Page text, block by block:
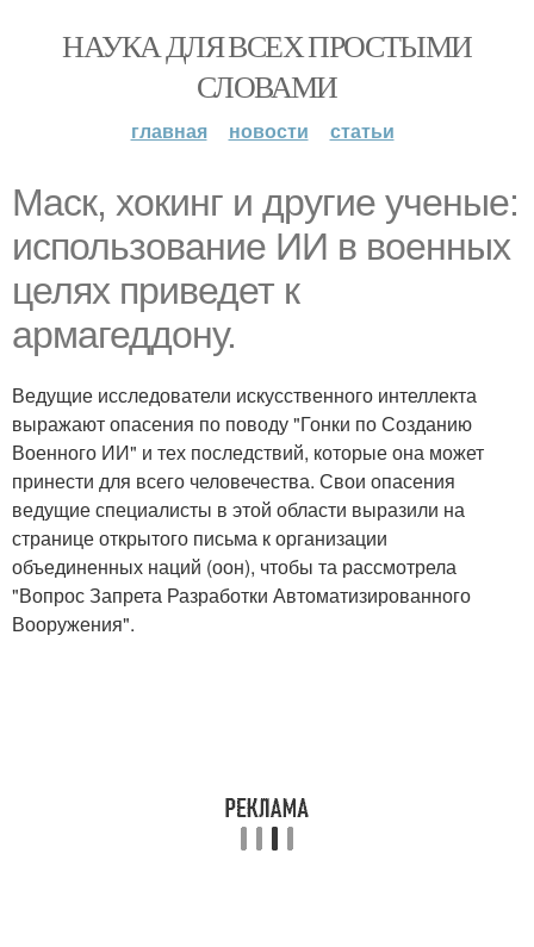
НАУКА ДЛЯ ВСЕХ ПРОСТЫМИ
СЛОВАМИ
главная новости статьи
Маск, хокинг и другие ученые:
использование ИИ в военных
целях приведет к
армагеддону.
Ведущие исследователи искусственного интеллекта
выражают опасения по поводу "Гонки по Созданию
Военного ИИ" и тех последствий, которые она может
принести для всего человечества. Свои опасения
ведущие специалисты в этой области выразили на
странице открытого письма к организации
объединенных наций (оон), чтобы та рассмотрела
"Вопрос Запрета Разработки Автоматизированного
Вооружения".